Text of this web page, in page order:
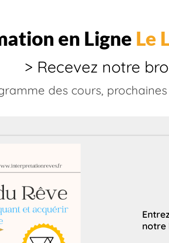
en Ligne Le
> Recevez notre
des cours,
notre